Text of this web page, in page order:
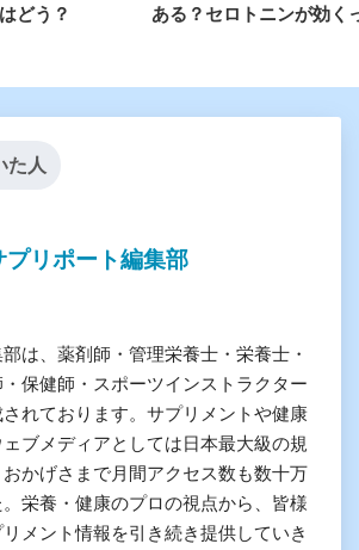
どう？
ある？セロトニンが効く
た人
プリポート編集部
は、薬剤師・管理栄養士・栄養士・
保健師・スポーツインストラクター
れております。サプリメントや健康
ブメディアとしては日本最大級の規
かげさまで月間アクセス数も数十万
栄養・健康のプロの視点から、皆様
メント情報を引き続き提供していき